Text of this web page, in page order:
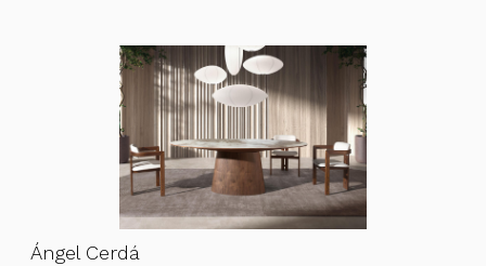
Ángel Cerdá